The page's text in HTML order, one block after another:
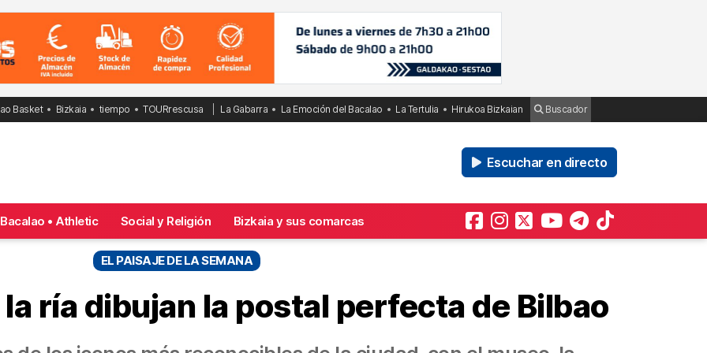
Basket Bizkaia tiempo TOURrescusa La Gabarra La Emoción del Bacalao La Tertulia Hirukoa Bizkaian Buscador
Escuchar en directo
Bacalao • Athletic Social y Religión Bizkaia y sus comarcas
EL PAISAJE DE LA SEMANA
ría dibujan la postal perfecta de Bilbao